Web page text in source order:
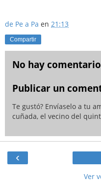
de Pe a Pa en 21:13
Compartir
No hay
Publicar un
Te gustó? Envíaselo a tu
cuñada, el vecino del
‹
Ver